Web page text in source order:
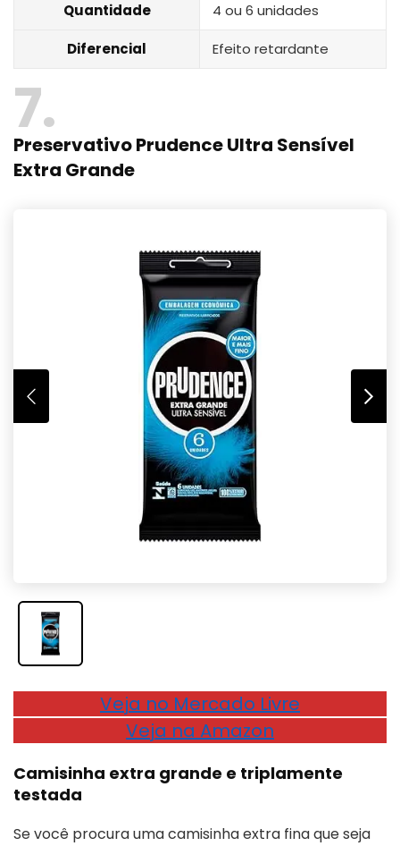
Quantidade 4 ou 6 unidades
Diferencial Efeito retardante
7
Preservativo Prudence Ultra Sensível
Extra Grande
Veja no Mercado Livre
Veja na Amazon
Camisinha extra grande e triplamente
testada
Se você procura uma camisinha extra fina que seja